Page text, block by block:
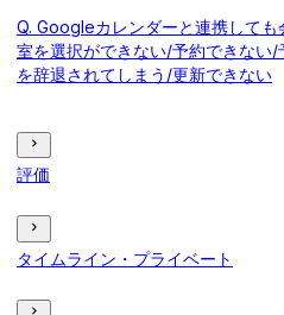
Q. Googleカレンダーと連携しても
室を選択ができない/予約できない/
を辞退されてしまう/更新できない
評価
タイムライン・プライベート